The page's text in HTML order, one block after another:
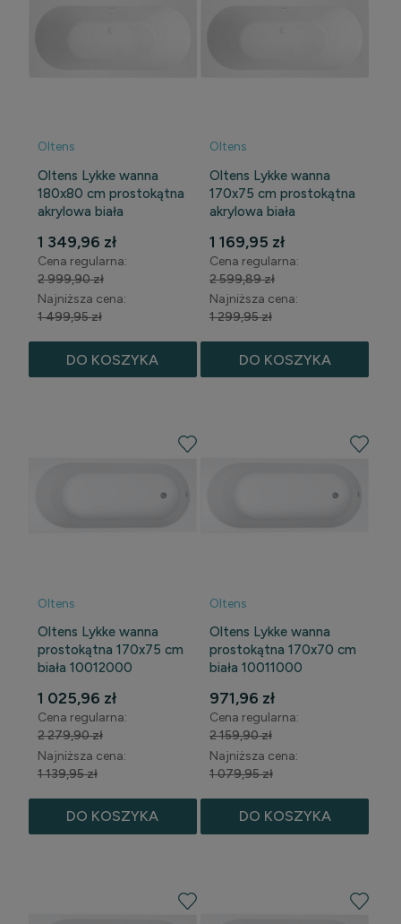
Oltens
Oltens Lykke wanna
180x80 cm prostokątna
akrylowa biała
1 349,96 zł
Cena regularna:
2 999,90 zł
Najniższa cena:
1 499,95 zł
DO KOSZYKA
Oltens
Oltens Lykke wanna
170x75 cm prostokątna
akrylowa biała
1 169,95 zł
Cena regularna:
2 599,89 zł
Najniższa cena:
1 299,95 zł
DO KOSZYKA
Oltens
Oltens Lykke wanna
prostokątna 170x75 cm
biała 10012000
1 025,96 zł
Cena regularna:
2 279,90 zł
Najniższa cena:
1 139,95 zł
DO KOSZYKA
Oltens
Oltens Lykke wanna
prostokątna 170x70 cm
biała 10011000
971,96 zł
Cena regularna:
2 159,90 zł
Najniższa cena:
1 079,95 zł
DO KOSZYKA